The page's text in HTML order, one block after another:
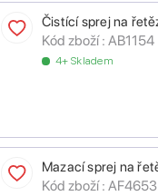
Čistící sprej na
Kód zboží : AB1154
4+ Skladem
Mazací sprej na
Kód zboží : AF4653